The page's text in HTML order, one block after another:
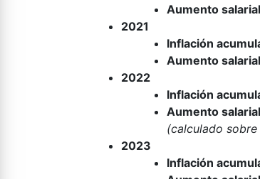
Aumento
2021
Inflación
Aumento
2022
Inflación
Aumento
(calculado
2023
Inflación